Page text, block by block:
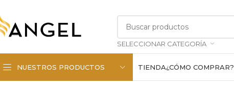
SELECCIONAR CATEGORÍA
NUESTROS PRODUCTOS TIENDA¿CÓMO COMPRAR?